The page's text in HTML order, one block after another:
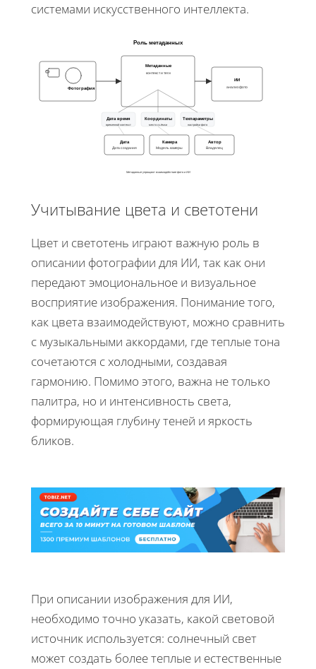
системами искусственного интеллекта.
Роль метаданных
Фотография
Метаданные
контекст и теги
ИИ
анализ фото
Дата время
временной контекст
Координаты
место съёмки
Техпараметры
настройки фото
Дата
Дата создания
Камера
Модель камеры
Автор
Владелец
Метаданные упрощают взаимодействие фото и ИИ
Учитывание цвета и светотени
Цвет и светотень играют важную роль в
описании фотографии для ИИ, так как они
передают эмоциональное и визуальное
восприятие изображения. Понимание того,
как цвета взаимодействуют, можно сравнить
с музыкальными аккордами, где теплые тона
сочетаются с холодными, создавая
гармонию. Помимо этого, важна не только
палитра, но и интенсивность света,
формирующая глубину теней и яркость
бликов.
При описании изображения для ИИ,
необходимо точно указать, какой световой
источник используется: солнечный свет
может создать более теплые и естественные